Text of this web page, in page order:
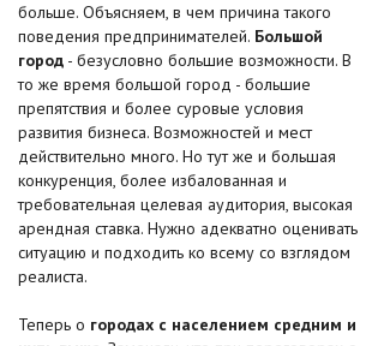
больше. Объясняем, в чем причина такого
поведения предпринимателей. Большой
город - безусловно большие возможности. В
то же время большой город - большие
препятствия и более суровые условия
развития бизнеса. Возможностей и мест
действительно много. Но тут же и большая
конкуренция, более избалованная и
требовательная целевая аудитория, высокая
арендная ставка. Нужно адекватно оценивать
ситуацию и подходить ко всему со взглядом
реалиста.
Теперь о городах с населением средним и